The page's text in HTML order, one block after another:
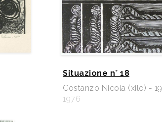
Situazione n° 18
Costanzo Nicola (xilo) - 19
1976